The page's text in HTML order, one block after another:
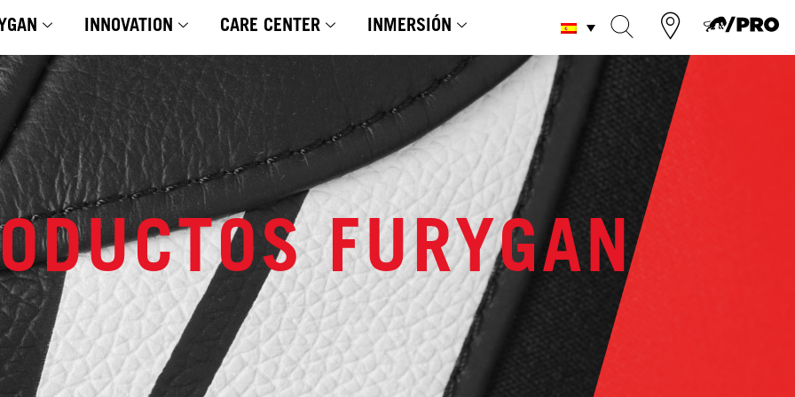
INNOVATION CARE CENTER INMERSIÓN
FURYGAN